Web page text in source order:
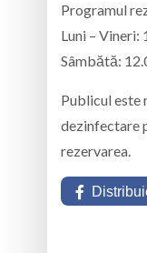
Programul
Luni – Vineri:
Sâmbătă:
Publicul este
dezinfectare
rezervarea.